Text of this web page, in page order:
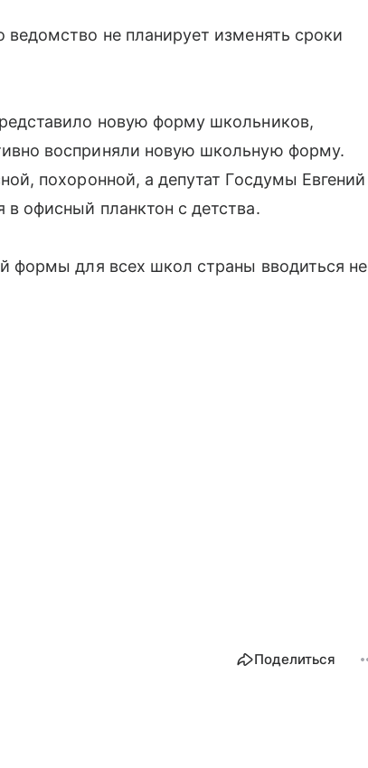
не планирует изменять сроки
новую форму школьников,
восприняли новую школьную форму.
похоронной, а депутат Госдумы Евгений
офисный планктон с детства.
формы для всех школ страны вводиться не
Поделиться